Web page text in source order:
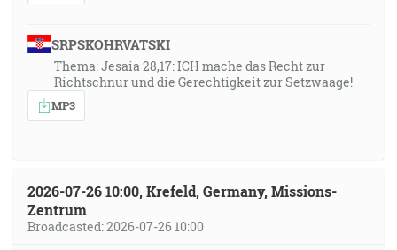
SRPSKOHRVATSKI
Thema: Jesaia 28,17: ICH mache das Recht zur
Richtschnur und die Gerechtigkeit zur Setzwaage!
MP3
2026-07-26 10:00, Krefeld, Germany, Missions-
Zentrum
Broadcasted: 2026-07-26 10:00